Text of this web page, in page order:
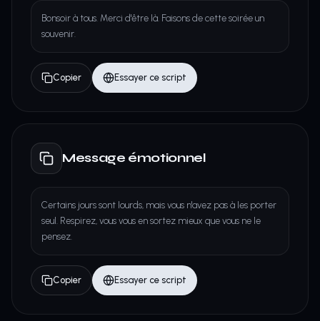
Bonsoir à tous. Merci d'être là. Faisons de cette soirée un
souvenir.
Copier Essayer ce script
Message émotionnel
Certains jours sont lourds, mais vous n'avez pas à les porter
seul. Respirez, vous vous en sortez mieux que vous ne le
pensez.
Copier Essayer ce script